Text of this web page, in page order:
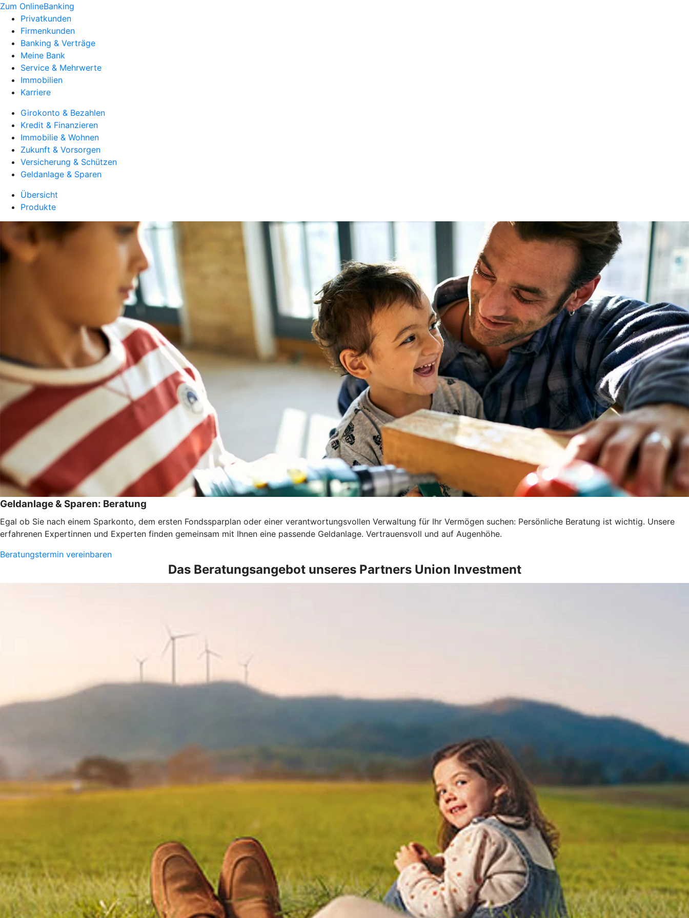
Zum OnlineBanking
Privatkunden
Firmenkunden
Banking & Verträge
Meine Bank
Service & Mehrwerte
Immobilien
Karriere
Girokonto & Bezahlen
Kredit & Finanzieren
Immobilie & Wohnen
Zukunft & Vorsorgen
Versicherung & Schützen
Geldanlage & Sparen
Übersicht
Produkte
Geldanlage & Sparen: Beratung
Egal ob Sie nach einem Sparkonto, dem ersten Fondssparplan oder einer verantwortungsvollen Verwaltung für Ihr Vermögen suchen: Persönliche Beratung ist wichtig. Unsere
erfahrenen Expertinnen und Experten finden gemeinsam mit Ihnen eine passende Geldanlage. Vertrauensvoll und auf Augenhöhe.
Beratungstermin vereinbaren
Das Beratungsangebot unseres Partners Union Investment